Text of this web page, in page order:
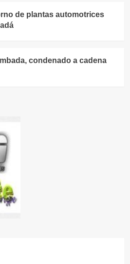
de plantas automotrices
condenado a cadena